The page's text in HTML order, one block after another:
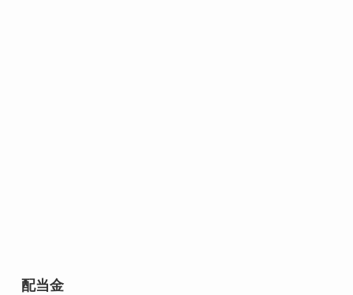
配当金